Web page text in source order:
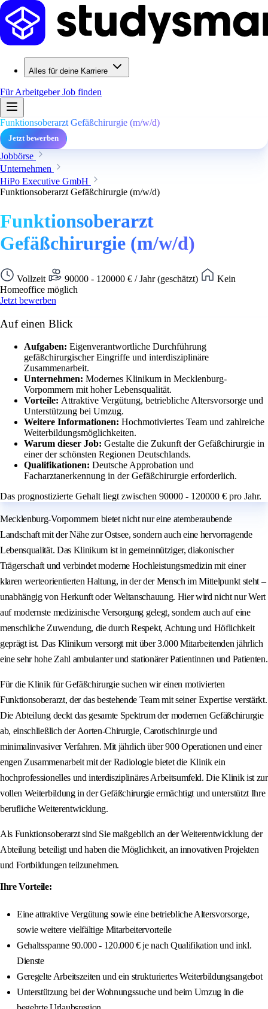
Alles für deine Karriere
Für ArbeitgeberJob finden
Funktionsoberarzt Gefäßchirurgie (m/w/d)
Jetzt bewerben
Jobbörse
Unternehmen
HiPo Executive GmbH
Funktionsoberarzt Gefäßchirurgie (m/w/d)
Funktionsoberarzt
Gefäßchirurgie (m/w/d)
Vollzeit 90000 - 120000 € / Jahr (geschätzt)
Kein
Homeoffice möglich
Jetzt bewerben
Auf einen Blick
Aufgaben: Eigenverantwortliche Durchführung
gefäßchirurgischer Eingriffe und interdisziplinäre
Zusammenarbeit.
Unternehmen: Modernes Klinikum in Mecklenburg-
Vorpommern mit hoher Lebensqualität.
Vorteile: Attraktive Vergütung, betriebliche Altersvorsorge und
Unterstützung bei Umzug.
Weitere Informationen: Hochmotiviertes Team und zahlreiche
Weiterbildungsmöglichkeiten.
Warum dieser Job: Gestalte die Zukunft der Gefäßchirurgie in
einer der schönsten Regionen Deutschlands.
Qualifikationen: Deutsche Approbation und
Facharztanerkennung in der Gefäßchirurgie erforderlich.
Das prognostizierte Gehalt liegt zwischen 90000 - 120000 € pro Jahr.
Mecklenburg-Vorpommern bietet nicht nur eine atemberaubende
Landschaft mit der Nähe zur Ostsee, sondern auch eine hervorragende
Lebensqualität. Das Klinikum ist in gemeinnütziger, diakonischer
Trägerschaft und verbindet moderne Hochleistungsmedizin mit einer
klaren werteorientierten Haltung, in der der Mensch im Mittelpunkt steht –
unabhängig von Herkunft oder Weltanschauung. Hier wird nicht nur Wert
auf modernste medizinische Versorgung gelegt, sondern auch auf eine
menschliche Zuwendung, die durch Respekt, Achtung und Höflichkeit
geprägt ist. Das Klinikum versorgt mit über 3.000 Mitarbeitenden jährlich
eine sehr hohe Zahl ambulanter und stationärer Patientinnen und Patienten.
Für die Klinik für Gefäßchirurgie suchen wir einen motivierten
Funktionsoberarzt, der das bestehende Team mit seiner Expertise verstärkt.
Die Abteilung deckt das gesamte Spektrum der modernen Gefäßchirurgie
ab, einschließlich der Aorten-Chirurgie, Carotischirurgie und
minimalinvasiver Verfahren. Mit jährlich über 900 Operationen und einer
engen Zusammenarbeit mit der Radiologie bietet die Klinik ein
hochprofessionelles und interdisziplinäres Arbeitsumfeld. Die Klinik ist zur
vollen Weiterbildung in der Gefäßchirurgie ermächtigt und unterstützt Ihre
berufliche Weiterentwicklung.
Als Funktionsoberarzt sind Sie maßgeblich an der Weiterentwicklung der
Abteilung beteiligt und haben die Möglichkeit, an innovativen Projekten
und Fortbildungen teilzunehmen.
Ihre Vorteile:
Eine attraktive Vergütung sowie eine betriebliche Altersvorsorge,
sowie weitere vielfältige Mitarbeitervorteile
Gehaltsspanne 90.000 - 120.000 € je nach Qualifikation und inkl.
Dienste
Geregelte Arbeitszeiten und ein strukturiertes Weiterbildungsangebot
Unterstützung bei der Wohnungssuche und beim Umzug in die